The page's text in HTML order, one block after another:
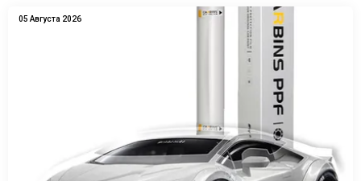
05 Августа 2026